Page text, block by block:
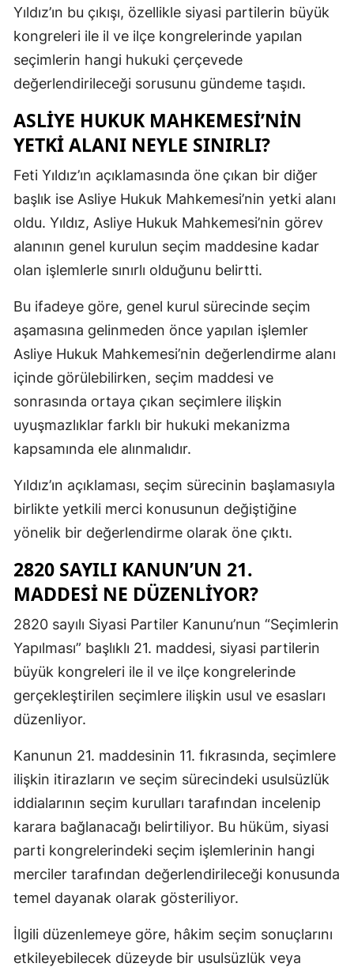
Yıldız’ın bu çıkışı, özellikle siyasi partilerin büyük
kongreleri ile il ve ilçe kongrelerinde yapılan
seçimlerin hangi hukuki çerçevede
değerlendirileceği sorusunu gündeme taşıdı.
ASLIYE HUKUK MAHKEMESI’NIN
YETKI ALANI NEYLE SINIRLI?
Feti Yıldız’ın açıklamasında öne çıkan bir diğer
başlık ise Asliye Hukuk Mahkemesi’nin yetki alanı
oldu. Yıldız, Asliye Hukuk Mahkemesi’nin görev
alanının genel kurulun seçim maddesine kadar
olan işlemlerle sınırlı olduğunu belirtti.
Bu ifadeye göre, genel kurul sürecinde seçim
aşamasına gelinmeden önce yapılan işlemler
Asliye Hukuk Mahkemesi’nin değerlendirme alanı
içinde görülebilirken, seçim maddesi ve
sonrasında ortaya çıkan seçimlere ilişkin
uyuşmazlıklar farklı bir hukuki mekanizma
kapsamında ele alınmalıdır.
Yıldız’ın açıklaması, seçim sürecinin başlamasıyla
birlikte yetkili merci konusunun değiştiğine
yönelik bir değerlendirme olarak öne çıktı.
2820 SAYILI KANUN’UN 21.
MADDESI NE DÜZENLIYOR?
2820 sayılı Siyasi Partiler Kanunu’nun “Seçimlerin
Yapılması” başlıklı 21. maddesi, siyasi partilerin
büyük kongreleri ile il ve ilçe kongrelerinde
gerçekleştirilen seçimlere ilişkin usul ve esasları
düzenliyor.
Kanunun 21. maddesinin 11. fıkrasında, seçimlere
ilişkin itirazların ve seçim sürecindeki usulsüzlük
iddialarının seçim kurulları tarafından incelenip
karara bağlanacağı belirtiliyor. Bu hüküm, siyasi
parti kongrelerindeki seçim işlemlerinin hangi
merciler tarafından değerlendirileceği konusunda
temel dayanak olarak gösteriliyor.
İlgili düzenlemeye göre, hâkim seçim sonuçlarını
etkileyebilecek düzeyde bir usulsüzlük veya